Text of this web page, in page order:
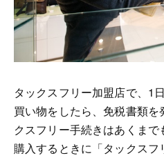
タックスフリー加盟店で、1
買い物をしたら、免税書類
クスフリー手続きはあくま
購入するときに「タックス